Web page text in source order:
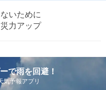
いために
力アップ
で雨を回避！
予報アプリ